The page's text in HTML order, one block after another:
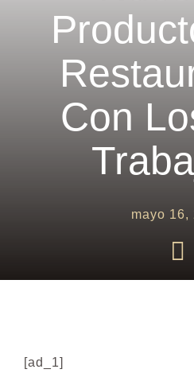
Contacto
Con
mayo 16,
[ad_1]